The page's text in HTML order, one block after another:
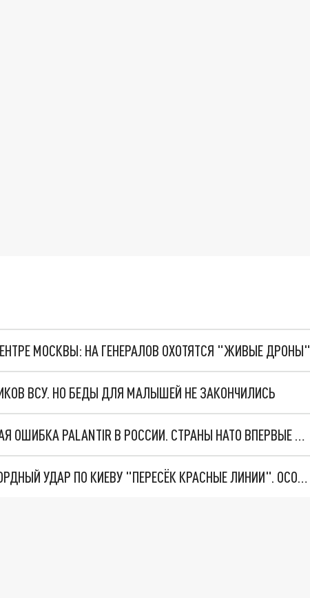
МОСКВЫ: НА ГЕНЕРАЛОВ ОХОТЯТСЯ "ЖИВЫЕ ДРОНЫ"
ВСУ. НО БЕДЫ ДЛЯ МАЛЫШЕЙ НЕ ЗАКОНЧИЛИСЬ
"ОЧЕНЬ ПЛОХИЕ НОВОСТИ": БОЛЬШАЯ ОШИБКА PALANTIR В РОССИИ. СТРАНЫ НАТО ВПЕРВЫЕ ЗА СВО ОСТАНОВИЛИ ПОСТАВКИ ОРУЖИЯ. ВСУ ТЕРЯЮТ ПРИГРАНИЧЬЕ?
"ТЕРПЕНИЕ ПУТИНА ЛОПНУЛО". РЕКОРДНЫЙ УДАР ПО КИЕВУ "ПЕРЕСЁК КРАСНЫЕ ЛИНИИ". ОСОБЫЕ СПЕЦЫ КНДР НА ЛБС? ТАЙНЫЕ ПЕРЕГОВОРЫ ЕВРОПЫ И МОСКВЫ